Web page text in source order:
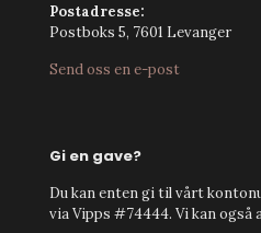
Postadresse:
Postboks 5, 7601 Levanger
Send oss en e-post
Gi en gave?
Du kan enten gi til vårt
via Vipps #74444. Vi kan også